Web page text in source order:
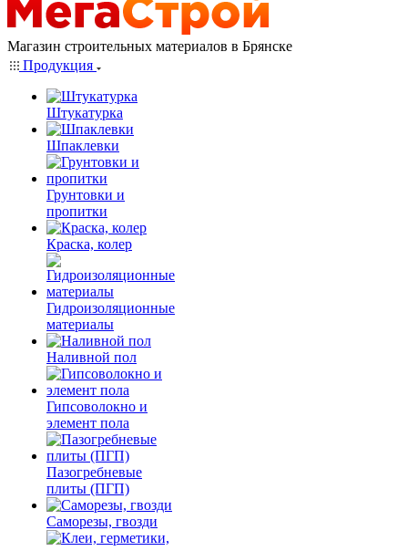
Магазин строительных материалов в Брянске
Продукция
Штукатурка
Шпаклевки
Грунтовки и
пропитки
Краска, колер
Гидроизоляционные
материалы
Наливной пол
Гипсоволокно и
элемент пола
Пазогребневые
плиты (ПГП)
Саморезы, гвозди